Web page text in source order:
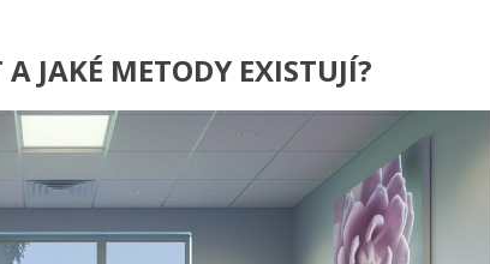
JAKÉ METODY EXISTUJÍ?